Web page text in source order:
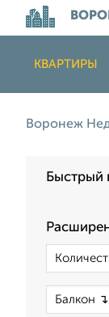
КВАРТИРЫ
Воронеж
Быстрый